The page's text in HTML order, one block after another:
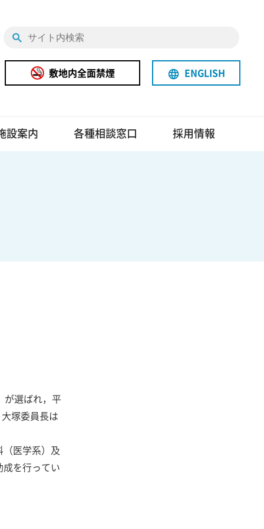
設案内 各種相談窓口 採用情報
敷地内全面禁煙 language ENGLISH
が選ばれ，平
塚委員長は
医学系）及
を行ってい